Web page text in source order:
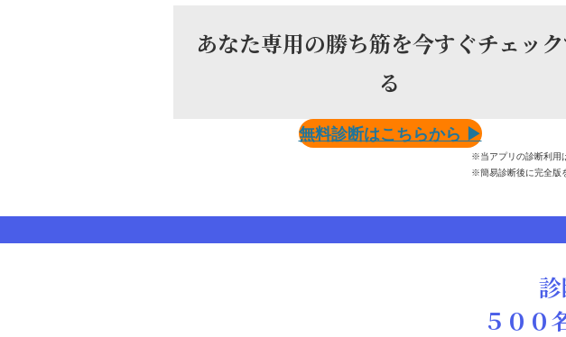
あなた専用の勝ち筋を今すぐチェッ
る
無料診断はこちらから ▶︎
※当アプリの診断利用
※簡易診断後に完全版
５００